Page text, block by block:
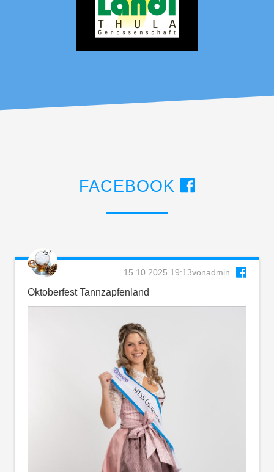
FACEBOOK
15.10.2025 19:13vonadmin
Oktoberfest Tannzapfenland